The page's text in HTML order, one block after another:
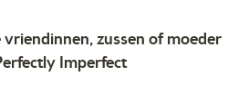
zussen of moeder
Imperfect